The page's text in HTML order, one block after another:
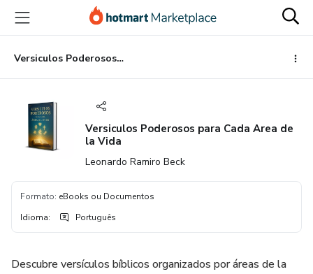
para
conteúdo
principal
para
pagamento
para
rodapé
Versiculos Poderosos para Cada Area de la Vida
Versiculos Poderosos para Cada Area de
la Vida
Leonardo Ramiro Beck
Formato: eBooks ou Documentos
Idioma: Português
Descubre versículos bíblicos organizados por áreas de la